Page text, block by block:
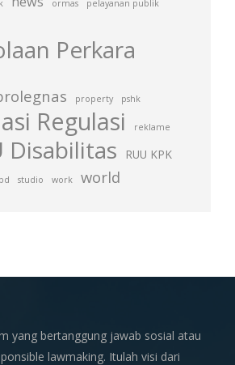
ormas pelayanan publik
Perkara
property pshk
Regulasi reklame
Disabilitas RUU KPK
studio work world
yang bertanggung jawab sosial atau
lawmaking. Itulah visi dari